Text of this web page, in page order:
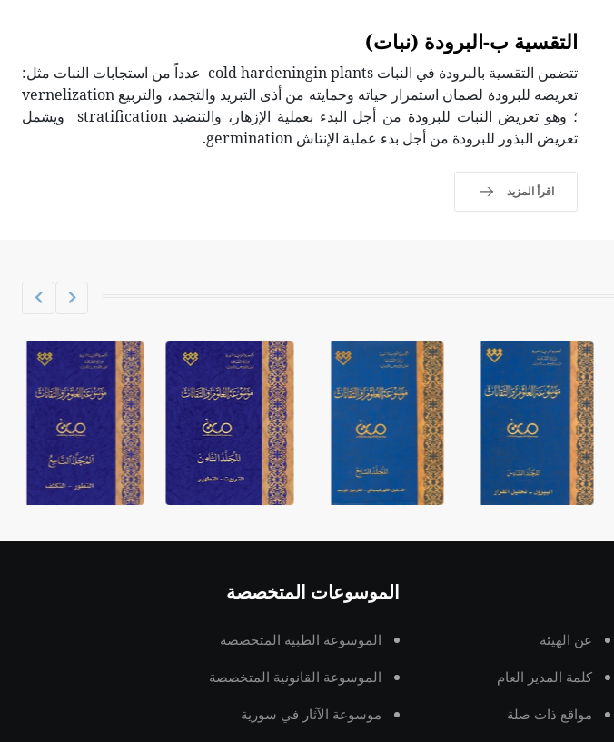
التقسية ب-البرودة (نبات)
تتضمن التقسية بالبرودة في النبات cold hardeningin plants عدداً من استجابات النبات مثل:
تعريضه للبرودة لضمان استمرار حياته وحمايته من أذى التبريد والتجمد، والتربيع vernelization
؛ وهو تعريض النبات للبرودة من أجل البدء بعملية الإزهار، والتنضيد stratification ويشمل
تعريض البذور للبرودة من أجل بدء عملية الإنتاش germination.
اقرأ المزيد
عن الهيئة
كلمة المدير العام
مواقع ذات صلة
الموسوعات المتخصصة
الموسوعة الطبية المتخصصة
الموسوعة القانونية المتخصصة
موسوعة الآثار في سورية